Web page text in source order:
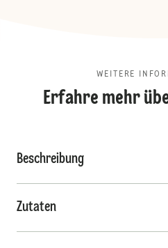
WEITERE
Erfahre mehr
Beschreibung
Zutaten